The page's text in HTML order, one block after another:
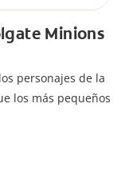
Minions
personajes de la
los más pequeños